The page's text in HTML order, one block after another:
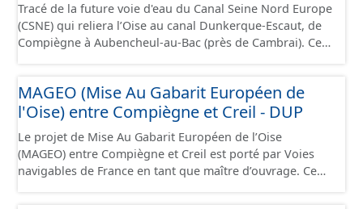
éventuellement complété par la surface concernée par
l'apport d'eau souterraine externe à ce bassin versant
(ex: nappe de socle ou nappe d'accompagnement des
à l'eau potable en eau souterraine : au bassin
d’alimentation du ou des points d'eau (lieu des points de
la surface du sol qui contribuent à l’alimentation du
captage). Les notions d’« aire d’alimentation » et de «
bassin d’alimentation » de captages (AAC, BAC) sont ici
considérées comme synonymes. Ce jeu de données
Tracé de la future voie d'eau du Canal Seine Nord Europe
(CSNE) qui reliera l’Oise au canal Dunkerque-Escaut, de
Compiègne à Aubencheul-au-Bac (près de Cambrai). Ce
jusque 11,40 mètres de large, pouvant contenir 4 400
tonnes de marchandises, soit l'équivalent de 220
la partie du sud CSNE.
MAGEO (Mise Au Gabarit Européen de
l'Oise) entre Compiègne et Creil - DUP
Le projet de Mise Au Gabarit Européen de l’Oise
(MAGEO) entre Compiègne et Creil est porté par Voies
navigables de France en tant que maître d’ouvrage. Ce